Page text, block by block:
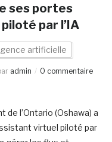
ses portes
par l’IA
artificielle
admin 0 commentaire
de l’Ontario (Oshawa) a
virtuel piloté par